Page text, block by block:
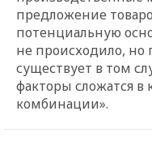
предложение
потенциальную
не происходило, но
существует в том
факторы сложатся в
комбинации».